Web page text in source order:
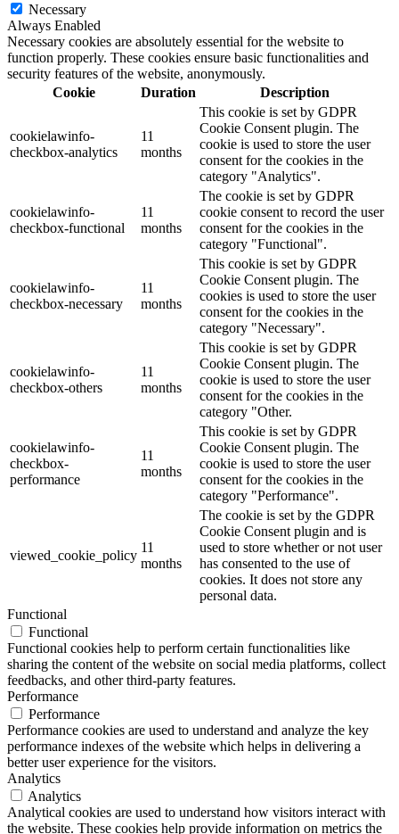
Necessary
Always Enabled
Necessary cookies are absolutely essential for the website to
function properly. These cookies ensure basic functionalities and
security features of the website, anonymously.
Cookie
Duration Description
cookielawinfo-
checkbox-analytics
11
months
This cookie is set by GDPR
Cookie Consent plugin. The
cookie is used to store the user
consent for the cookies in the
category "Analytics".
cookielawinfo-
checkbox-functional
11
months
The cookie is set by GDPR
cookie consent to record the user
consent for the cookies in the
category "Functional".
cookielawinfo-
checkbox-necessary
11
months
This cookie is set by GDPR
Cookie Consent plugin. The
cookies is used to store the user
consent for the cookies in the
category "Necessary".
cookielawinfo-
checkbox-others
11
months
This cookie is set by GDPR
Cookie Consent plugin. The
cookie is used to store the user
consent for the cookies in the
category "Other.
cookielawinfo-
checkbox-
performance
11
months
This cookie is set by GDPR
Cookie Consent plugin. The
cookie is used to store the user
consent for the cookies in the
category "Performance".
viewed_cookie_policy
11
months
The cookie is set by the GDPR
Cookie Consent plugin and is
used to store whether or not user
has consented to the use of
cookies. It does not store any
personal data.
Functional
Functional
Functional cookies help to perform certain functionalities like
sharing the content of the website on social media platforms, collect
feedbacks, and other third-party features.
Performance
Performance
Performance cookies are used to understand and analyze the key
performance indexes of the website which helps in delivering a
better user experience for the visitors.
Analytics
Analytics
Analytical cookies are used to understand how visitors interact with
the website. These cookies help provide information on metrics the